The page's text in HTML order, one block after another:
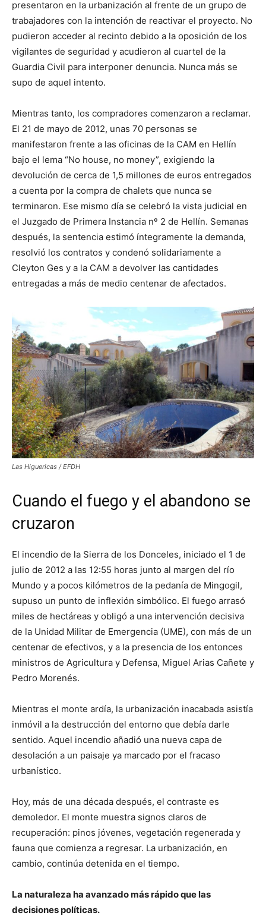
presentaron en la urbanización al frente de un grupo de
trabajadores con la intención de reactivar el proyecto. No
pudieron acceder al recinto debido a la oposición de los
vigilantes de seguridad y acudieron al cuartel de la
Guardia Civil para interponer denuncia. Nunca más se
supo de aquel intento.
Mientras tanto, los compradores comenzaron a reclamar.
El 21 de mayo de 2012, unas 70 personas se
manifestaron frente a las oficinas de la CAM en Hellín
bajo el lema “No house, no money”, exigiendo la
devolución de cerca de 1,5 millones de euros entregados
a cuenta por la compra de chalets que nunca se
terminaron. Ese mismo día se celebró la vista judicial en
el Juzgado de Primera Instancia nº 2 de Hellín. Semanas
después, la sentencia estimó íntegramente la demanda,
resolvió los contratos y condenó solidariamente a
Cleyton Ges y a la CAM a devolver las cantidades
entregadas a más de medio centenar de afectados.
Las Higuericas / EFDH
Cuando el fuego y el abandono se
cruzaron
El incendio de la Sierra de los Donceles, iniciado el 1 de
julio de 2012 a las 12:55 horas junto al margen del río
Mundo y a pocos kilómetros de la pedanía de Mingogil,
supuso un punto de inflexión simbólico. El fuego arrasó
miles de hectáreas y obligó a una intervención decisiva
de la Unidad Militar de Emergencia (UME), con más de un
centenar de efectivos, y a la presencia de los entonces
ministros de Agricultura y Defensa, Miguel Arias Cañete y
Pedro Morenés.
Mientras el monte ardía, la urbanización inacabada asistía
inmóvil a la destrucción del entorno que debía darle
sentido. Aquel incendio añadió una nueva capa de
desolación a un paisaje ya marcado por el fracaso
urbanístico.
Hoy, más de una década después, el contraste es
demoledor. El monte muestra signos claros de
recuperación: pinos jóvenes, vegetación regenerada y
fauna que comienza a regresar. La urbanización, en
cambio, continúa detenida en el tiempo.
La naturaleza ha avanzado más rápido que las
decisiones políticas.